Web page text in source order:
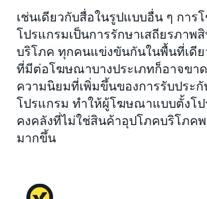
เช่นเดียวกับสื่อในรูปแบบอื่น ๆ กา
โปรแกรมเป็นการรักษาเสถียรภาพ
บริโภค ทุกคนแข่งขันกันในพื้นที่เดี
ที่มีต่อโฆษณาบางประเภทก็อาจขา
ความนิยมที่เพิ่มขึ้นของการรับประ
โปรแกรม ทำให้ผู้โฆษณาแบบตั้งโ
คงคลังที่ไม่ใช่สินค้าอุปโภคบริโภค
มากขึ้น